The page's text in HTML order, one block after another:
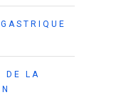
DE LA